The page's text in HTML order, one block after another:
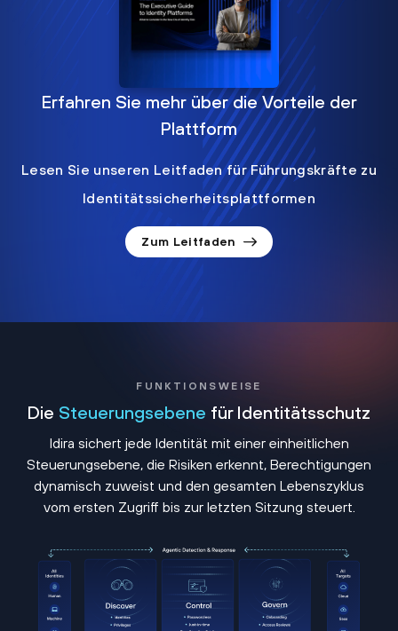
Erfahren Sie mehr über die Vorteile der
Plattform
Lesen Sie unseren Leitfaden für Führungskräfte zu
Identitätssicherheitsplattformen
Zum Leitfaden
FUNKTIONSWEISE
Die Steuerungsebene für Identitätsschutz
Idira sichert jede Identität mit einer einheitlichen
Steuerungsebene, die Risiken erkennt, Berechtigungen
dynamisch zuweist und den gesamten Lebenszyklus
vom ersten Zugriff bis zur letzten Sitzung steuert.